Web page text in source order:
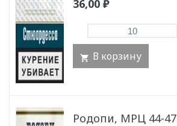
36,00 ₽
В корзину
Родопи, МРЦ 44-47